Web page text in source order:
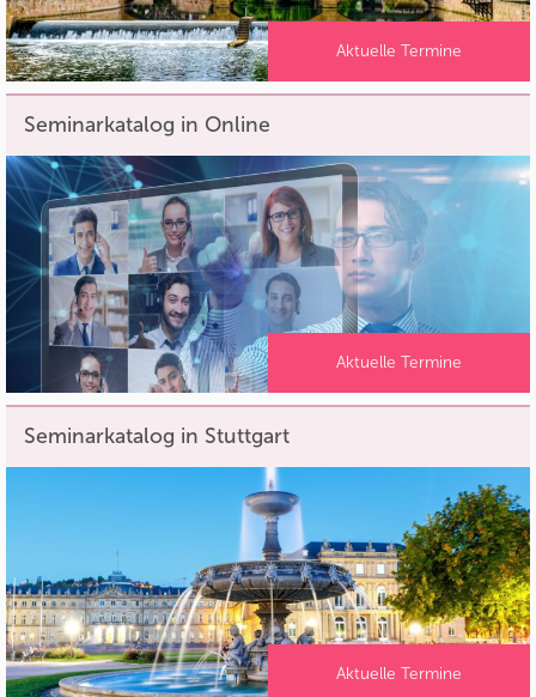
Aktuelle Termine
Seminarkatalog in Online
Aktuelle Termine
Seminarkatalog in Stuttgart
Aktuelle Termine